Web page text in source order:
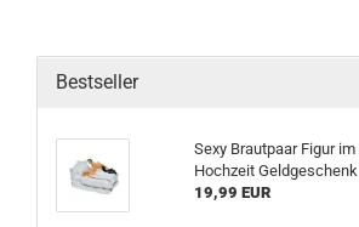
Bestseller
Sexy Brautpaar Figur
Hochzeit Geldgeschenk
19,99 EUR